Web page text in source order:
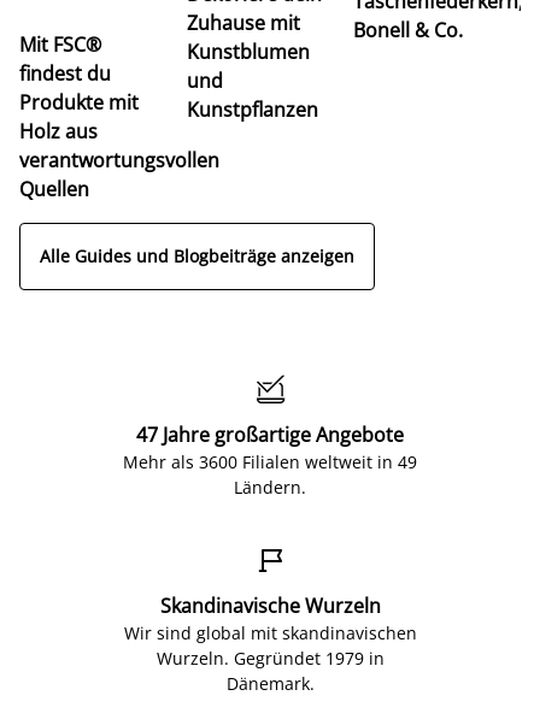
Mit FSC®
findest du
Produkte mit
Holz aus
verantwortungsvollen
Quellen
Zuhause mit
Kunstblumen
und
Kunstpflanzen
Bonell & Co.
Alle Guides und Blogbeiträge anzeigen

47 Jahre großartige Angebote
Mehr als 3600 Filialen weltweit in 49
Ländern.

Skandinavische Wurzeln
Wir sind global mit skandinavischen
Wurzeln. Gegründet 1979 in
Dänemark.